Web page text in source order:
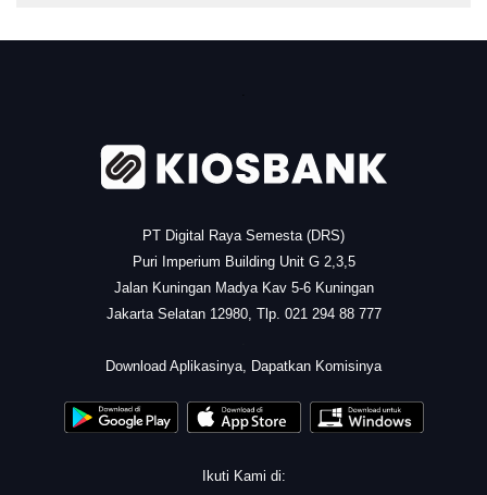
PT Digital Raya Semesta (DRS)
Puri Imperium Building Unit G 2,3,5
Jalan Kuningan Madya Kav 5-6 Kuningan
Jakarta Selatan 12980, Tlp. 021 294 88 777
Download Aplikasinya, Dapatkan Komisinya
Ikuti Kami di: